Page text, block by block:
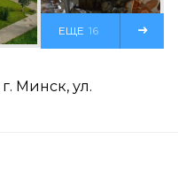
ЕЩЕ 16
Минск, ул.